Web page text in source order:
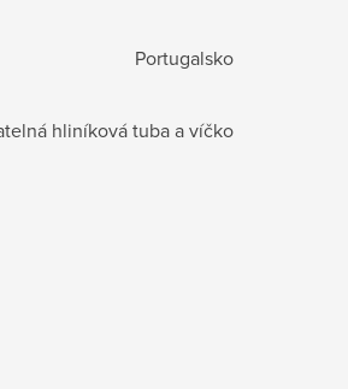
Portugalsko
hliníková tuba a víčko